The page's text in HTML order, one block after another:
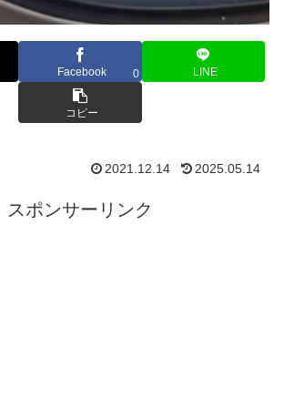
Facebook 0 LINE
コピー
2021.12.14 2025.05.14
スポンサーリンク